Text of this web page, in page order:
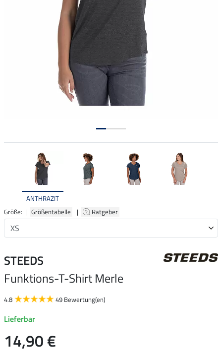
ANTHRAZIT
Größe: | Größentabelle | Ratgeber
STEEDS
Funktions-T-Shirt Merle
4.8 49 Bewertung(en)
Lieferbar
14,90 €